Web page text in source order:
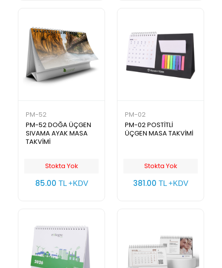
PM-52
PM-52 DOĞA ÜÇGEN
SIVAMA AYAK MASA
TAKVİMİ
Stokta Yok
85.00 TL +KDV
PM-02
PM-02 POSTİTLİ
ÜÇGEN MASA TAKVİMİ
Stokta Yok
381.00 TL +KDV